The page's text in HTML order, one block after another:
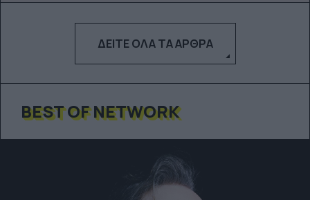
ΔΕΊΤΕ ΌΛΑ ΤΑ ΆΡΘΡΑ
BEST OF NETWORK